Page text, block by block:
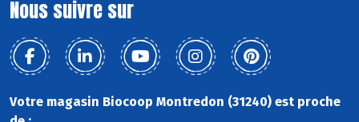
Nous suivre sur
Votre magasin Biocoop Montredon (31240) est proche